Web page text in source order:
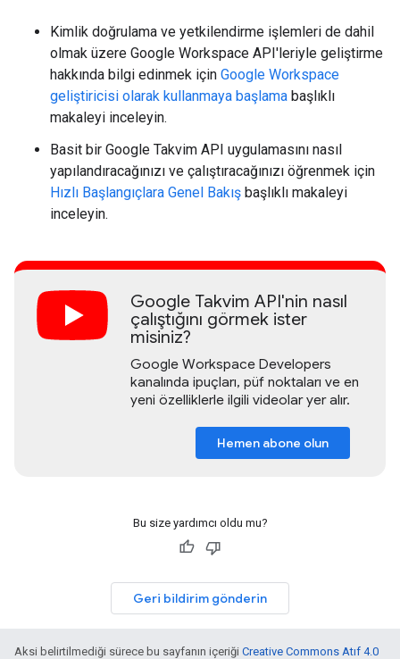
Kimlik doğrulama ve yetkilendirme işlemleri de dahil
olmak üzere Google Workspace API'leriyle geliştirme
hakkında bilgi edinmek için Google Workspace
geliştiricisi olarak kullanmaya başlama başlıklı
makaleyi inceleyin.
Basit bir Google Takvim API uygulamasını nasıl
yapılandıracağınızı ve çalıştıracağınızı öğrenmek için
Hızlı Başlangıçlara Genel Bakış başlıklı makaleyi
inceleyin.
Google Takvim API'nin nasıl
çalıştığını görmek ister
misiniz?
Google Workspace Developers
kanalında ipuçları, püf noktaları ve en
yeni özelliklerle ilgili videolar yer alır.
Hemen abone olun
Bu size yardımcı oldu mu?
Geri bildirim gönderin
Aksi belirtilmediği sürece bu sayfanın içeriği Creative Commons Atıf 4.0